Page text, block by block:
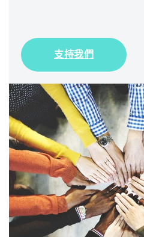
支持我們